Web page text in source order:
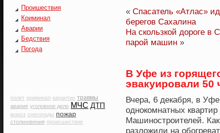
Проишествия
Криминал
Аварии
Бедствия
Погода
полет криминал карантин травмы
авария уголовное дело МЧС ДТП
мороз снегопады пожар
столкновения происшествие
« Спасатель «Атлас»
берегов Сахалина
На скользкой дороге в
парой машин »
В Уфе из
эвакуировали 50
Вчера, 6 декабря, в
однокомнатных
Машиностроителей.
разложили на